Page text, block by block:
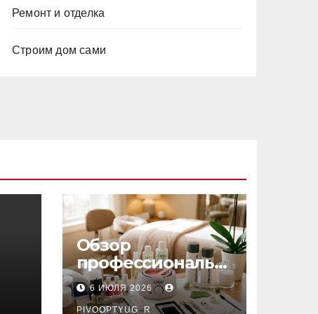
Ремонт и отделка
Строим дом сами
Обзор
профессиональн
ых материалов и
инструментов
6 ИЮЛЯ 2026
PIVOOPTYUG_R